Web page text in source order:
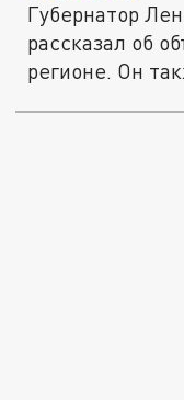
Губернатор
рассказал об
регионе. Он